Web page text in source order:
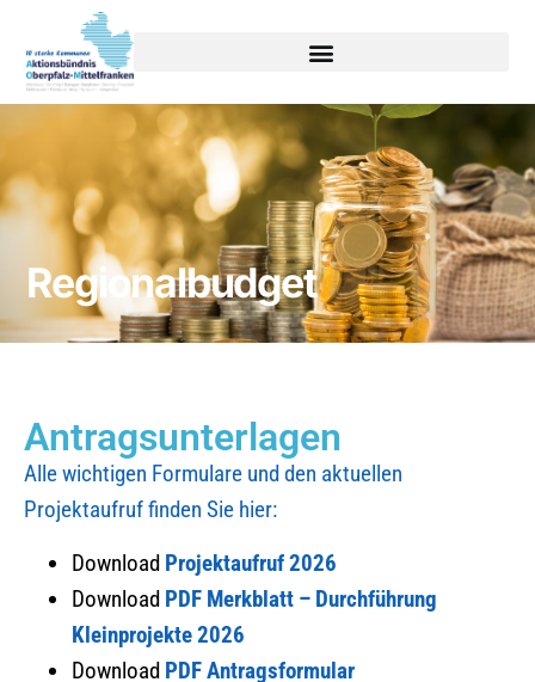
Regionalbudget
Antragsunterlagen
Alle wichtigen Formulare und den aktuellen
Projektaufruf finden Sie hier:
Download Projektaufruf 2026
Download PDF Merkblatt – Durchführung
Kleinprojekte 2026
Download PDF Antragsformular